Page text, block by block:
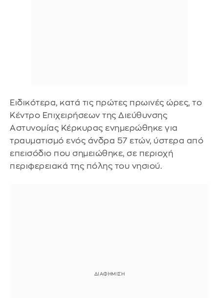
Ειδικότερα, κατά τις πρώτες πρωινές ώρες, το
Κέντρο Επιχειρήσεων της Διεύθυνσης
Αστυνομίας Κέρκυρας ενημερώθηκε για
τραυματισμό ενός άνδρα 57 ετών, ύστερα από
επεισόδιο που σημειώθηκε, σε περιοχή
περιφερειακά της πόλης του νησιού.